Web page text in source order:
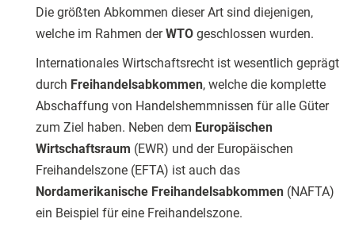
Die größten Abkommen dieser Art sind diejenigen,
welche im Rahmen derWTO geschlossen wurden.
Internationales Wirtschaftsrecht ist wesentlich geprägt
durch Freihandelsabkommen, welche die komplette
Abschaffung von Handelshemmnissen für alle Güter
zum Ziel haben. Neben dem Europäischen
Wirtschaftsraum (EWR) und der Europäischen
Freihandelszone (EFTA) ist auch das
Nordamerikanische Freihandelsabkommen (NAFTA)
ein Beispiel für eine Freihandelszone.